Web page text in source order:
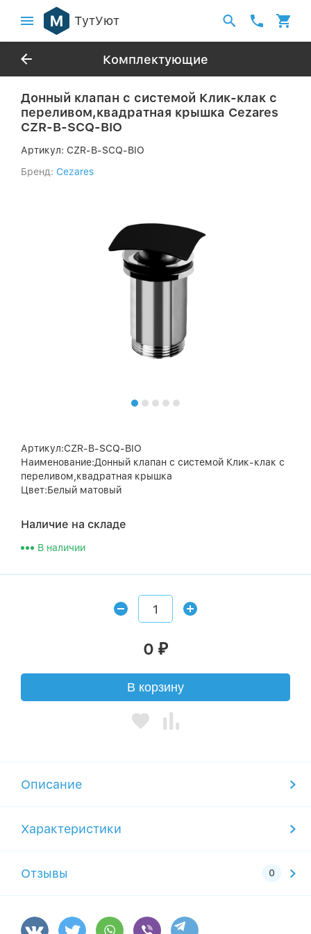
ТутУют
Комплектующие
Донный клапан с системой Клик-клак с
переливом,квадратная крышка Cezares
CZR-B-SCQ-BIO
Артикул: CZR-B-SCQ-BIO
Бренд: Cezares
Артикул:CZR-B-SCQ-BIO
Наименование:Донный клапан с системой Клик-клак с
переливом,квадратная крышка
Цвет:Белый матовый
Наличие на складе
В наличии
0 ₽
В корзину
Описание
Характеристики
Отзывы